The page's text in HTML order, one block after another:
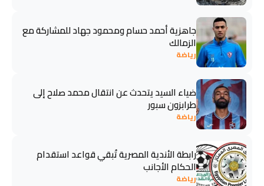
جاهزية أحمد حسام ومحمود جهاد للمشاركة مع
الزمالك
رياضة
ضياء السيد يتحدث عن انتقال محمد صلاح إلى
طرابزون سبور
رياضة
رابطة الأندية المصرية تُبقي قواعد استقدام
الحكام الأجانب
رياضة